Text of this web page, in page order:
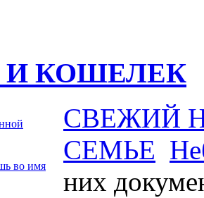
И КОШЕЛЕК
во имя
СВЕЖИЙ
СЕМЬЕ
них